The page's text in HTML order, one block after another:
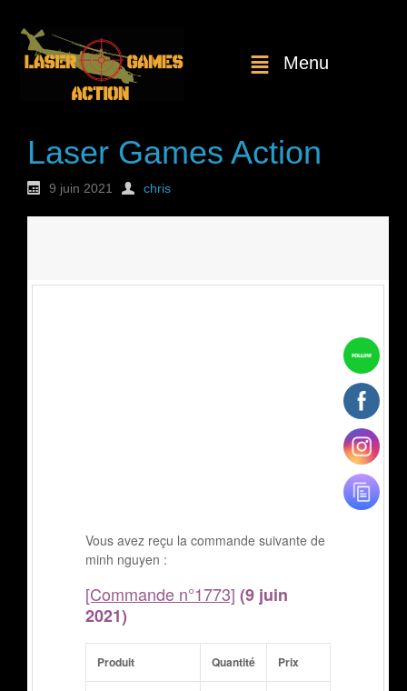
Menu
Laser Games Action
9 juin 2021 chris
Vous avez reçu la commande suivante de
minh nguyen :
[Commande n°1773] (9 juin
2021)
Produit Quantité Prix